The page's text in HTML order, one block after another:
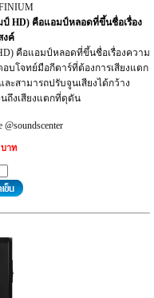
ป์ HD) คือแอมป์หลอดที่ขึ้นชื่อเรื่อง
งค์
คือแอมป์หลอดที่ขึ้นชื่อเรื่องความ
อบโจทย์มือกีตาร์ที่ต้องการเสียงแตก
ละสามารถปรับจูนเสียงได้กว้าง
ถึงเสียงแตกที่ดุดัน
าท